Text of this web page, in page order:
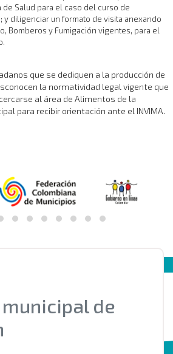
Salud para el caso del curso de
y diligenciar un formato de visita anexando
Bomberos y Fumigación vigentes, para el
que se dediquen a la producción de
la normatividad legal vigente que
al área de Alimentos de la
para recibir orientación ante el INVIMA.
de